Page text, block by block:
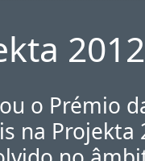
2012
o Prémio
na